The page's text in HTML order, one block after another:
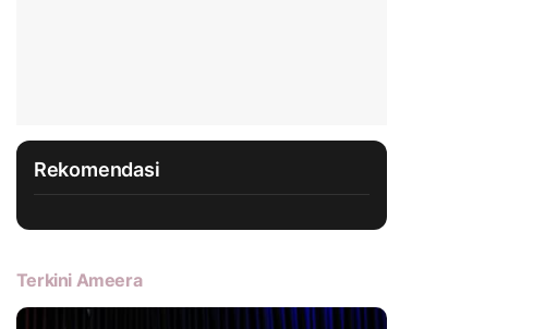
Rekomendasi
Terkini Ameera